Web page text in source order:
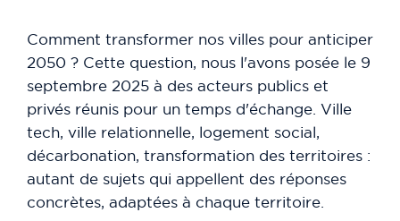
Comment transformer nos villes pour anticiper
2050 ? Cette question, nous l'avons posée le 9
septembre 2025 à des acteurs publics et
privés réunis pour un temps d'échange. Ville
tech, ville relationnelle, logement social,
décarbonation, transformation des territoires :
autant de sujets qui appellent des réponses
concrètes, adaptées à chaque territoire.